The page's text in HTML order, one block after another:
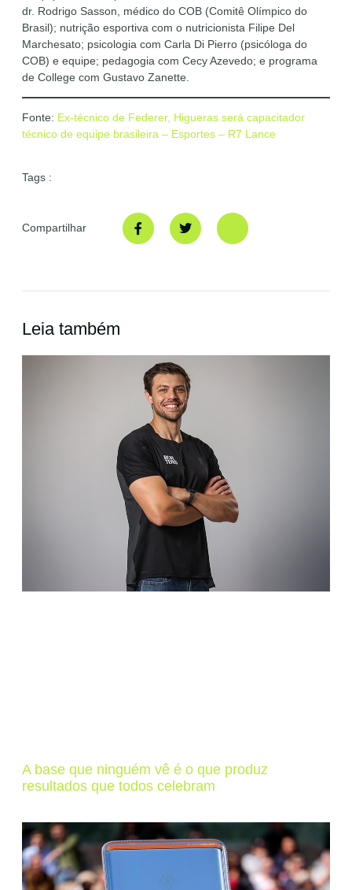
dr. Rodrigo Sasson, médico do COB (Comitê Olímpico do
Brasil); nutrição esportiva com o nutricionista Filipe Del
Marchesato; psicologia com Carla Di Pierro (psicóloga do
COB) e equipe; pedagogia com Cecy Azevedo; e programa
de College com Gustavo Zanette.
Fonte: Ex-técnico de Federer, Higueras será capacitador
técnico de equipe brasileira – Esportes – R7 Lance
Tags :
Compartilhar
Leia também
A base que ninguém vê é o que produz
resultados que todos celebram